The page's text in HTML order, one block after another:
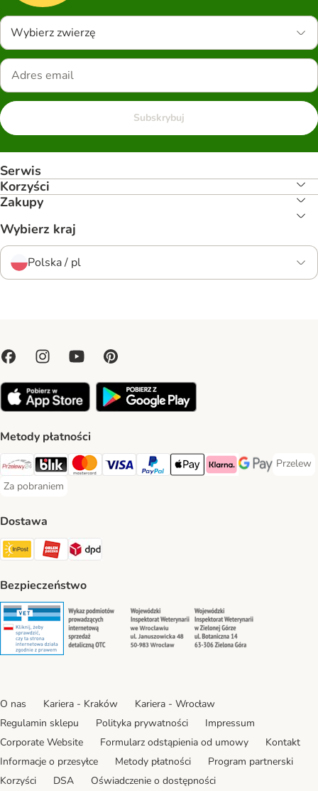
Wybierz zwierzę
Subskrybuj
Serwis
Korzyści
Zakupy
Wybierz kraj
Polska / pl
Metody płatności
Przelewy24 Payment Method
Blik Payment Method
MasterCard Payment Method
Visa Payment Method
PayPal Payment Method
Apple Pay Payment Method
Klarna Payment Method
Google Pay
Przelew
Przelew
Za pobraniem
Za pobraniem Payment Method
Dostawa
Paczkomat® Shipping Method
ORLEN Paczka Shipping Method
DPD Shipping Method
Bezpieczeństwo
Security Security Security
O nas Kariera - Kraków
Kariera - Wrocław
Regulamin sklepu
Polityka prywatności
Impressum
Corporate Website
Formularz odstąpienia od umowy
Kontakt
Informacje o przesyłce
Metody płatności
Program partnerski
Korzyści
DSA Oświadczenie o dostępności